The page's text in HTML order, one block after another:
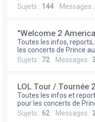
Sujets : 144Messages :
"Welcome 2
Toutes les infos,
les concerts de Prince
Sujets : 72Messages :
LOL Tour / Tournée
Toutes les infos et
pour les concerts de
Sujets : 62Messages :